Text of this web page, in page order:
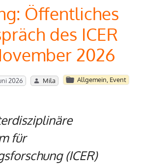
Öffentliches
des ICER
2026
2026 Mila Allgemein, Event
für
(ICER)